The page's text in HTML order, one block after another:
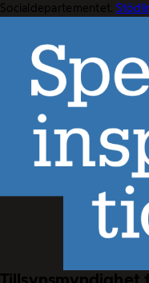
Socialdepartementet.